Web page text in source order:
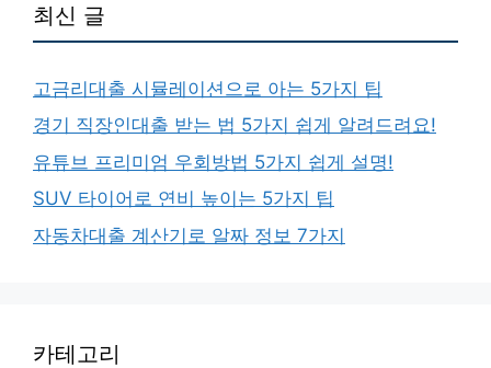
최신 글
고금리대출 시뮬레이션으로 아는 5가지 팁
경기 직장인대출 받는 법 5가지 쉽게 알려드려요!
유튜브 프리미엄 우회방법 5가지 쉽게 설명!
SUV 타이어로 연비 높이는 5가지 팁
자동차대출 계산기로 알짜 정보 7가지
카테고리